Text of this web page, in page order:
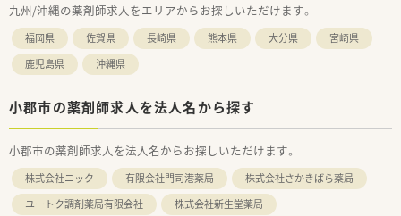
九州/沖縄の薬剤師求人をエリアからお探しいただけます。
福岡県 佐賀県 長崎県 熊本県 大分県
宮崎県
鹿児島県
沖縄県
小郡市の薬剤師求人を法人名から探す
小郡市の薬剤師求人を法人名からお探しいただけます。
株式会社ニック 有限会社門司港薬局
株式会社さかきばら薬局
ユートク調剤薬局有限会社
株式会社新生堂薬局